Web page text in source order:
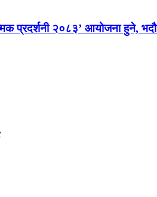
प्रदर्शनी २०८३’ आयोजना हुने,